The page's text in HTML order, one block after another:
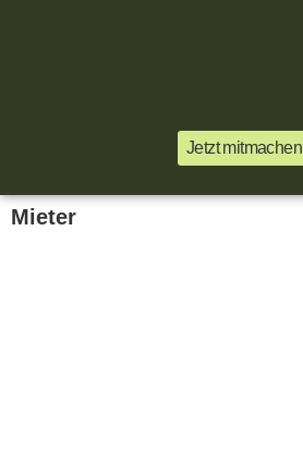
Jetzt mitmachen
Mieter